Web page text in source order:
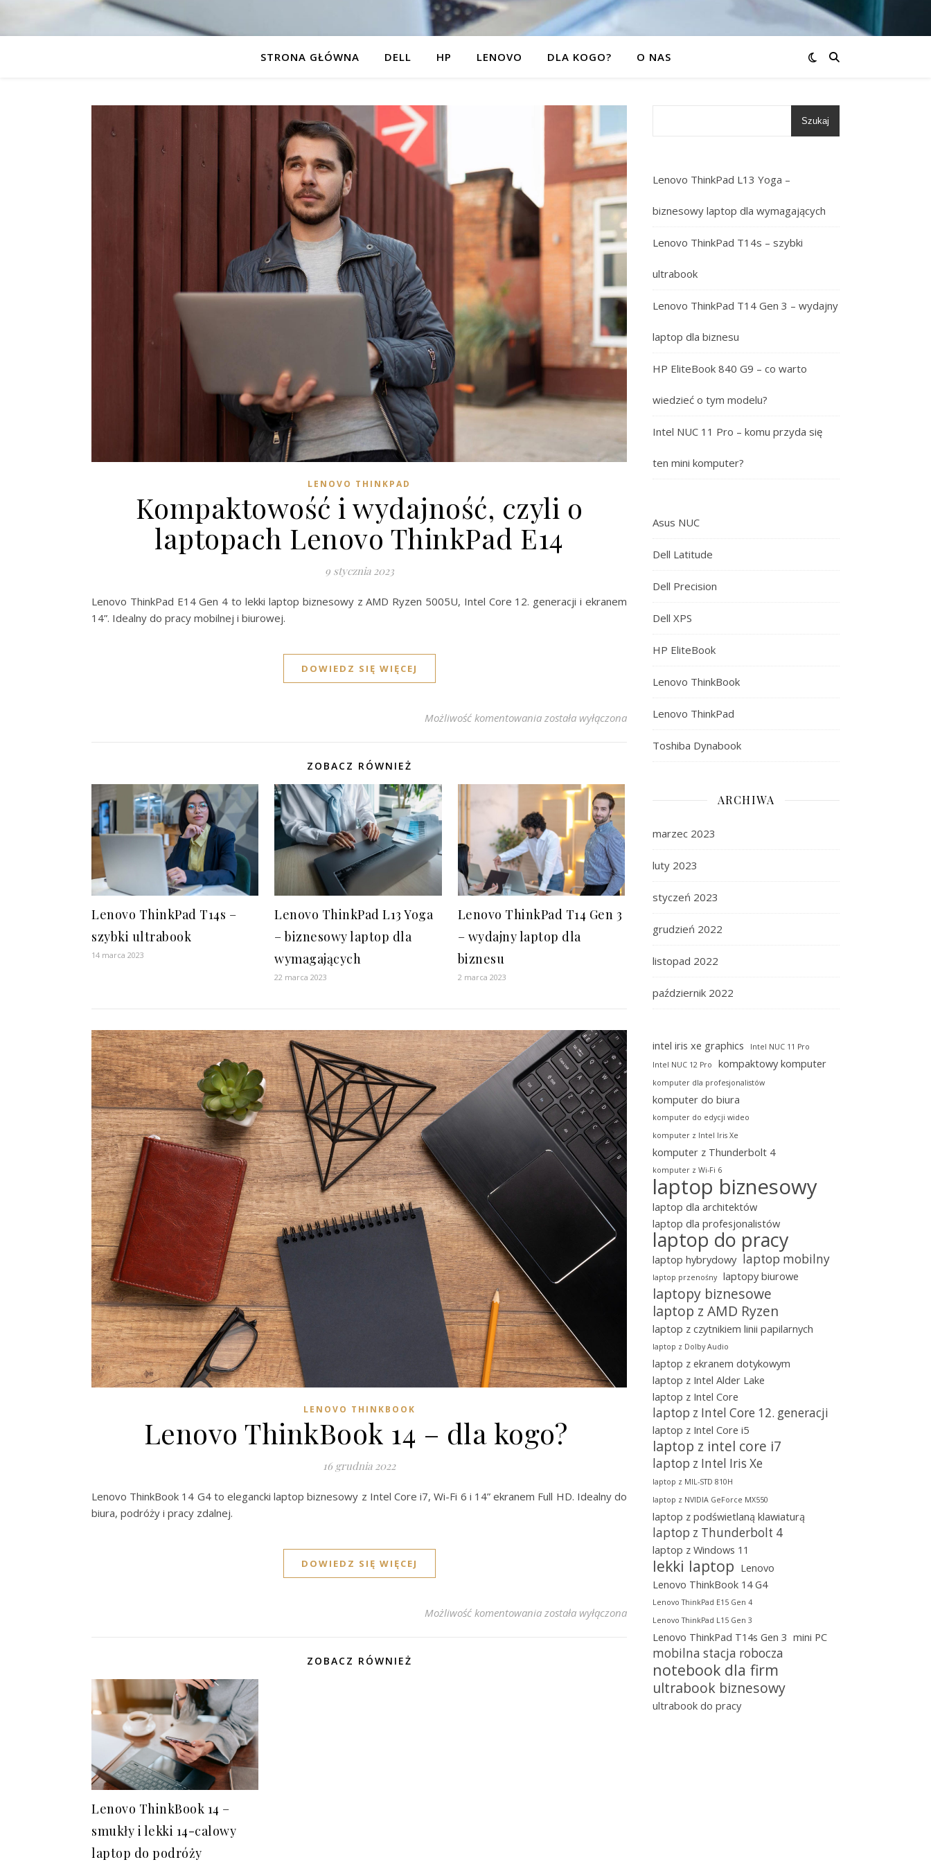
STRONA GŁÓWNA DELL HP LENOVO DLA KOGO? O NAS
LENOVO THINKPAD
Kompaktowość i wydajność, czyli o
laptopach Lenovo ThinkPad E14
9 stycznia 2023
Lenovo ThinkPad E14 Gen 4 to lekki laptop biznesowy z AMD Ryzen 5005U, Intel Core 12. generacji i ekranem
14”. Idealny do pracy mobilnej i biurowej.
DOWIEDZ SIĘ WIĘCEJ
Możliwość komentowania Kompaktowość i wydajność, czyli o laptopach Lenovo ThinkPad E14
została wyłączona
ZOBACZ RÓWNIEŻ
Lenovo ThinkPad T14s –
szybki ultrabook
14 marca 2023
Lenovo ThinkPad L13 Yoga
– biznesowy laptop dla
wymagających
22 marca 2023
Lenovo ThinkPad T14 Gen 3
– wydajny laptop dla
biznesu
2 marca 2023
LENOVO THINKBOOK
Lenovo ThinkBook 14 – dla kogo?
16 grudnia 2022
Lenovo ThinkBook 14 G4 to elegancki laptop biznesowy z Intel Core i7, Wi-Fi 6 i 14” ekranem Full HD. Idealny do
biura, podróży i pracy zdalnej.
DOWIEDZ SIĘ WIĘCEJ
Możliwość komentowania Lenovo ThinkBook 14 – dla kogo?
została wyłączona
ZOBACZ RÓWNIEŻ
Lenovo ThinkBook 14 –
smukły i lekki 14-calowy
laptop do podróży
Szukaj
Lenovo ThinkPad L13 Yoga –
biznesowy laptop dla wymagających
Lenovo ThinkPad T14s – szybki
ultrabook
Lenovo ThinkPad T14 Gen 3 – wydajny
laptop dla biznesu
HP EliteBook 840 G9 – co warto
wiedzieć o tym modelu?
Intel NUC 11 Pro – komu przyda się
ten mini komputer?
Asus NUC
Dell Latitude
Dell Precision
Dell XPS
HP EliteBook
Lenovo ThinkBook
Lenovo ThinkPad
Toshiba Dynabook
ARCHIWA
marzec 2023
luty 2023
styczeń 2023
grudzień 2022
listopad 2022
październik 2022
intel iris xe graphics
Intel NUC 11 Pro
Intel NUC 12 Pro
kompaktowy komputer
komputer dla profesjonalistów
komputer do biura
komputer do edycji wideo
komputer z Intel Iris Xe
komputer z Thunderbolt 4
komputer z Wi-Fi 6
laptop biznesowy
laptop dla architektów
laptop dla profesjonalistów
laptop do pracy
laptop hybrydowy laptop mobilny
laptop przenośny laptopy biurowe
laptopy biznesowe
laptop z AMD Ryzen
laptop z czytnikiem linii papilarnych
laptop z Dolby Audio
laptop z ekranem dotykowym
laptop z Intel Alder Lake
laptop z Intel Core
laptop z Intel Core 12. generacji
laptop z Intel Core i5
laptop z intel core i7
laptop z Intel Iris Xe
laptop z MIL-STD 810H
laptop z NVIDIA GeForce MX550
laptop z podświetlaną klawiaturą
laptop z Thunderbolt 4
laptop z Windows 11
lekki laptop Lenovo
Lenovo ThinkBook 14 G4
Lenovo ThinkPad E15 Gen 4
Lenovo ThinkPad L15 Gen 3
Lenovo ThinkPad T14s Gen 3 mini PC
mobilna stacja robocza
notebook dla firm
ultrabook biznesowy
ultrabook do pracy